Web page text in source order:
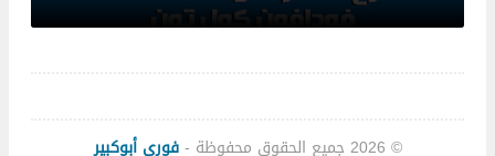
© 2026 جميع الحقوق محفوظة -فوري أبوكبير